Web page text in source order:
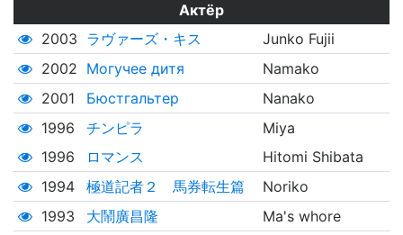
Актёр
2003 ラヴァーズ・キス
Junko Fujii
2002 Могучее дитя
Namako
2001
Бюстгальтер
Nanako
1996
チンピラ
Miya
1996
ロマンス
Hitomi Shibata
1994
極道記者２ 馬券転生篇
Noriko
1993
大鬧廣昌隆 Ma's whore